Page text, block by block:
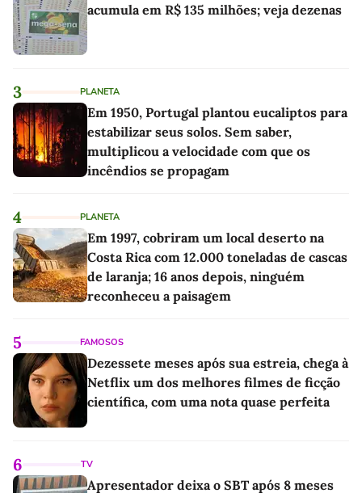
acumula em R$ 135 milhões; veja dezenas
3 PLANETA
Em 1950, Portugal plantou eucaliptos para
estabilizar seus solos. Sem saber,
multiplicou a velocidade com que os
incêndios se propagam
4 PLANETA
Em 1997, cobriram um local deserto na
Costa Rica com 12.000 toneladas de cascas
de laranja; 16 anos depois, ninguém
reconheceu a paisagem
5 FAMOSOS
Dezessete meses após sua estreia, chega à
Netflix um dos melhores filmes de ficção
científica, com uma nota quase perfeita
6 TV
Apresentador deixa o SBT após 8 meses